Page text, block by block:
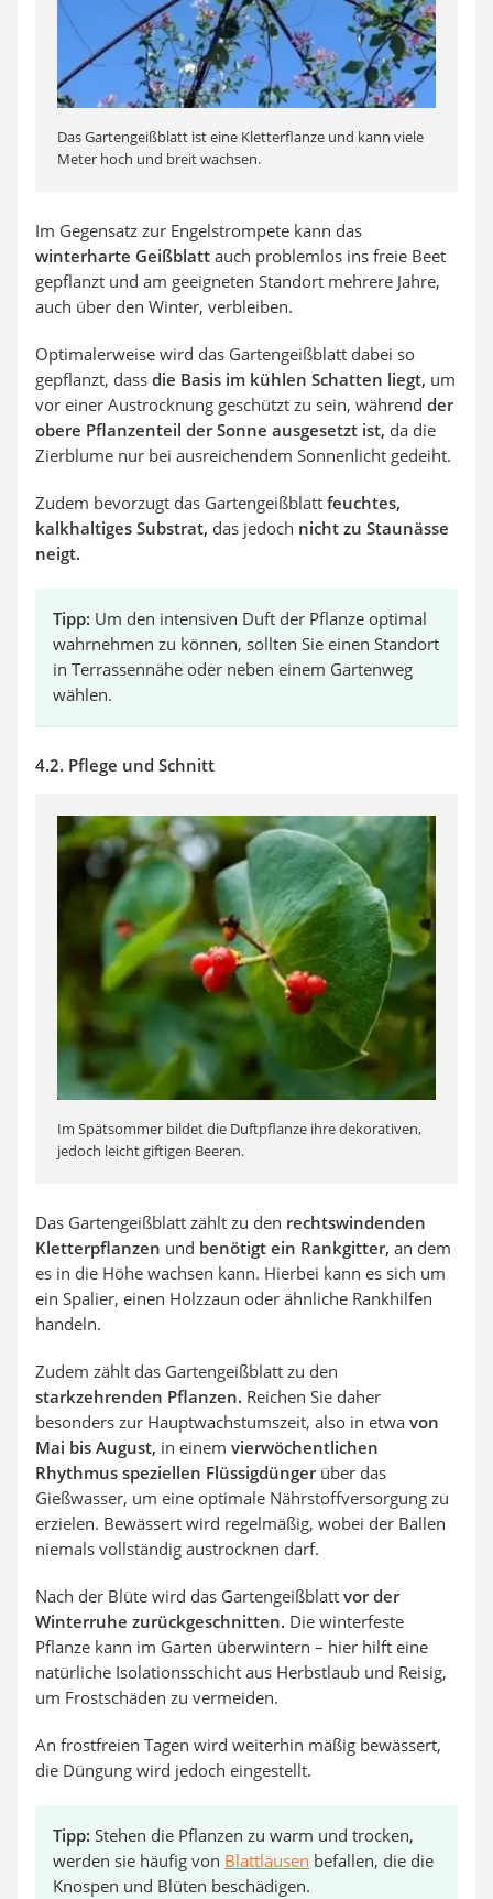
Das Gartengeißblatt ist eine Kletterflanze und kann viele
Meter hoch und breit wachsen.
Im Gegensatz zur Engelstrompete kann das
winterharte Geißblatt auch problemlos ins freie Beet
gepflanzt und am geeigneten Standort mehrere Jahre,
auch über den Winter, verbleiben.
Optimalerweise wird das Gartengeißblatt dabei so
gepflanzt, dass die Basis im kühlen Schatten liegt, um
vor einer Austrocknung geschützt zu sein, während der
obere Pflanzenteil der Sonne ausgesetzt ist, da die
Zierblume nur bei ausreichendem Sonnenlicht gedeiht.
Zudem bevorzugt das Gartengeißblatt feuchtes,
kalkhaltiges Substrat, das jedoch nicht zu Staunässe
neigt.
Tipp: Um den intensiven Duft der Pflanze optimal
wahrnehmen zu können, sollten Sie einen Standort
in Terrassennähe oder neben einem Gartenweg
wählen.
4.2. Pflege und Schnitt
Im Spätsommer bildet die Duftpflanze ihre dekorativen,
jedoch leicht giftigen Beeren.
Das Gartengeißblatt zählt zu den rechtswindenden
Kletterpflanzen und benötigt ein Rankgitter, an dem
es in die Höhe wachsen kann. Hierbei kann es sich um
ein Spalier, einen Holzzaun oder ähnliche Rankhilfen
handeln.
Zudem zählt das Gartengeißblatt zu den
starkzehrenden Pflanzen. Reichen Sie daher
besonders zur Hauptwachstumszeit, also in etwa von
Mai bis August, in einem vierwöchentlichen
Rhythmus speziellen Flüssigdüngerüber das
Gießwasser, um eine optimale Nährstoffversorgung zu
erzielen. Bewässert wird regelmäßig, wobei der Ballen
niemals vollständig austrocknen darf.
Nach der Blüte wird das Gartengeißblatt vor der
Winterruhe zurückgeschnitten. Die winterfeste
Pflanze kann im Garten überwintern – hier hilft eine
natürliche Isolationsschicht aus Herbstlaub und Reisig,
um Frostschäden zu vermeiden.
An frostfreien Tagen wird weiterhin mäßig bewässert,
die Düngung wird jedoch eingestellt.
Tipp: Stehen die Pflanzen zu warm und trocken,
werden sie häufig von Blattläusen befallen, die die
Knospen und Blüten beschädigen.